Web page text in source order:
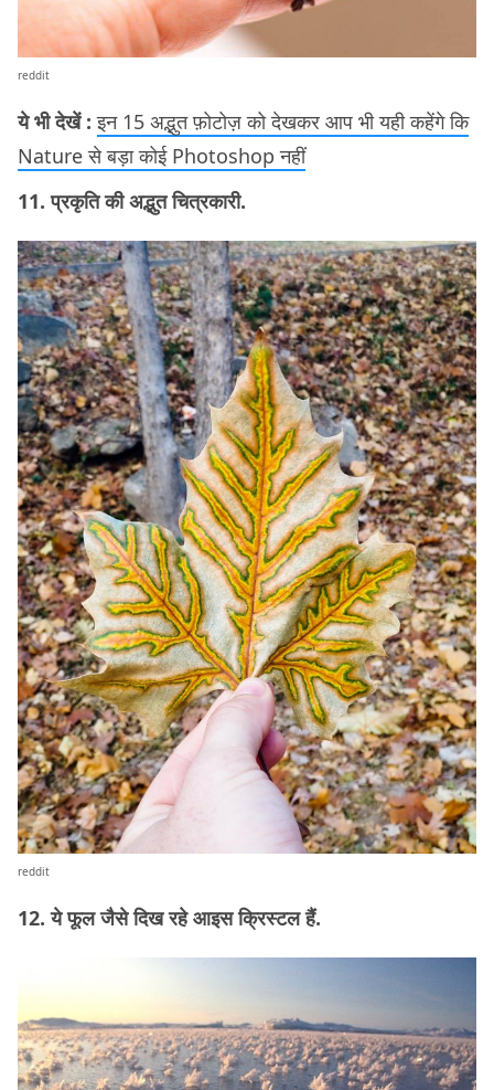
reddit
ये भी देखें : इन 15 अद्भुत फ़ोटोज़ को देखकर आप भी यही कहेंगे कि
Nature से बड़ा कोई Photoshop नहीं
11. प्रकृति की अद्भुत चित्रकारी.
reddit
12. ये फूल जैसे दिख रहे आइस क्रिस्टल हैं.